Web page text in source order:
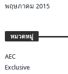
พฤษภาคม 2015
หมวดหมู่
AEC
Exclusive